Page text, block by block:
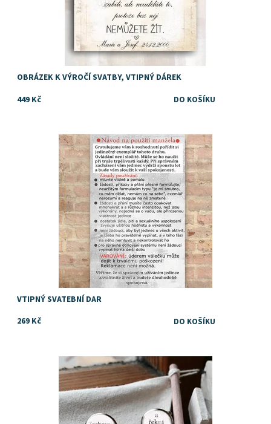
OBRÁZEK K VÝROČÍ SVATBY, VTIPNÝ DÁREK
449 Kč
Dostupnost: Skladem
VTIPNÝ SVATEBNÍ DAR
269 Kč
Dostupnost: Skladem